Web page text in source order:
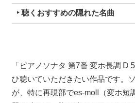
‣ 聴くおすすめの隠れた名曲
「ピアノソナタ 第7番 変ホ長調 D
ひ聴いていただきたい作品です。
が、特に再現部でes-moll（変ホ短